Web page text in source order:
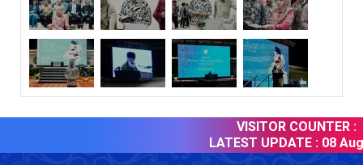
VISITOR COUNTER :
LATEST UPDATE : 08